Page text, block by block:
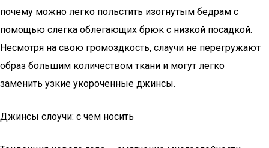
почему можно легко польстить изогнутым бедрам с
помощью слегка облегающих брюк с низкой посадкой.
Несмотря на свою громоздкость, слаучи не перегружают
образ большим количеством ткани и могут легко
заменить узкие укороченные джинсы.
Джинсы слоучи: с чем носить